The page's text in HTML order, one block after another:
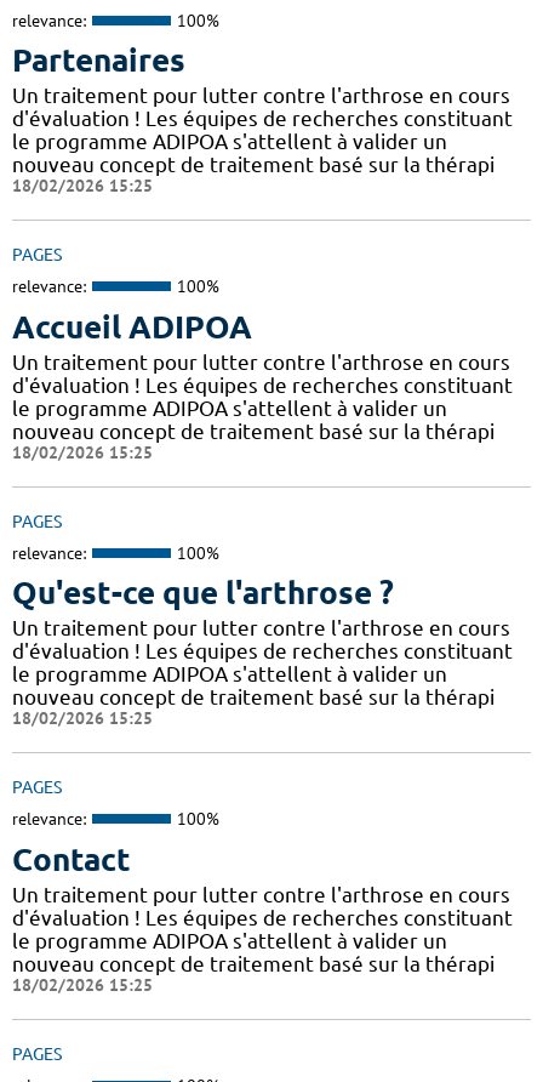
relevance: 100%
Partenaires
Un traitement pour lutter contre l'arthrose en cours
d'évaluation ! Les équipes de recherches constituant
le programme ADIPOA s'attellent à valider un
nouveau concept de traitement basé sur la thérapi
18/02/2026 15:25
PAGES
relevance: 100%
Accueil ADIPOA
Un traitement pour lutter contre l'arthrose en cours
d'évaluation ! Les équipes de recherches constituant
le programme ADIPOA s'attellent à valider un
nouveau concept de traitement basé sur la thérapi
18/02/2026 15:25
PAGES
relevance: 100%
Qu'est-ce que l'arthrose ?
Un traitement pour lutter contre l'arthrose en cours
d'évaluation ! Les équipes de recherches constituant
le programme ADIPOA s'attellent à valider un
nouveau concept de traitement basé sur la thérapi
18/02/2026 15:25
PAGES
relevance: 100%
Contact
Un traitement pour lutter contre l'arthrose en cours
d'évaluation ! Les équipes de recherches constituant
le programme ADIPOA s'attellent à valider un
nouveau concept de traitement basé sur la thérapi
18/02/2026 15:25
PAGES